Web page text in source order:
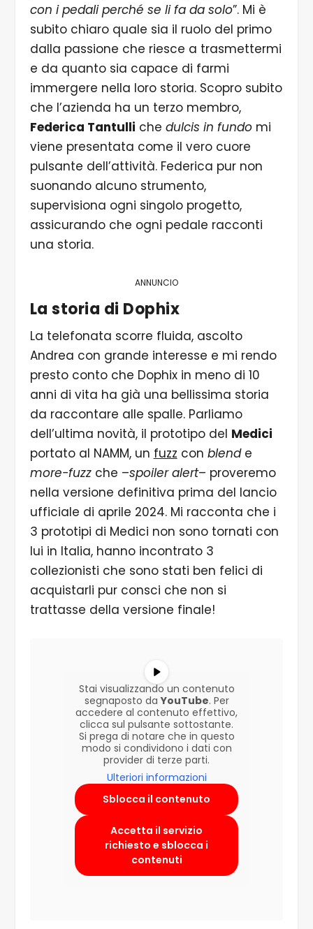
con i pedali perché se li fa da solo”. Mi è
subito chiaro quale sia il ruolo del primo
dalla passione che riesce a trasmettermi
e da quanto sia capace di farmi
immergere nella loro storia. Scopro subito
che l’azienda ha un terzo membro,
Federica Tantulli che dulcis in fundomi
viene presentata come il vero cuore
pulsante dell’attività. Federica pur non
suonando alcuno strumento,
supervisiona ogni singolo progetto,
assicurando che ogni pedale racconti
una storia.
ANNUNCIO
La storia di Dophix
La telefonata scorre fluida, ascolto
Andrea con grande interesse e mi rendo
presto conto che Dophix in meno di 10
anni di vita ha già una bellissima storia
da raccontare alle spalle. Parliamo
dell’ultima novità, il prototipo del Medici
portato al NAMM, un fuzz con blende
more-fuzzche –spoiler alert– proveremo
nella versione definitiva prima del lancio
ufficiale di aprile 2024. Mi racconta che i
3 prototipi di Medici non sono tornati con
lui in Italia, hanno incontrato 3
collezionisti che sono stati ben felici di
acquistarli pur consci che non si
trattasse della versione finale!
Stai visualizzando un contenuto
segnaposto daYouTube. Per
accedere al contenuto effettivo,
clicca sul pulsante sottostante.
Si prega di notare che in questo
modo si condividono i dati con
provider di terze parti.
Ulteriori informazioni
Sblocca il contenuto
Accetta il servizio
richiesto e sblocca i
contenuti